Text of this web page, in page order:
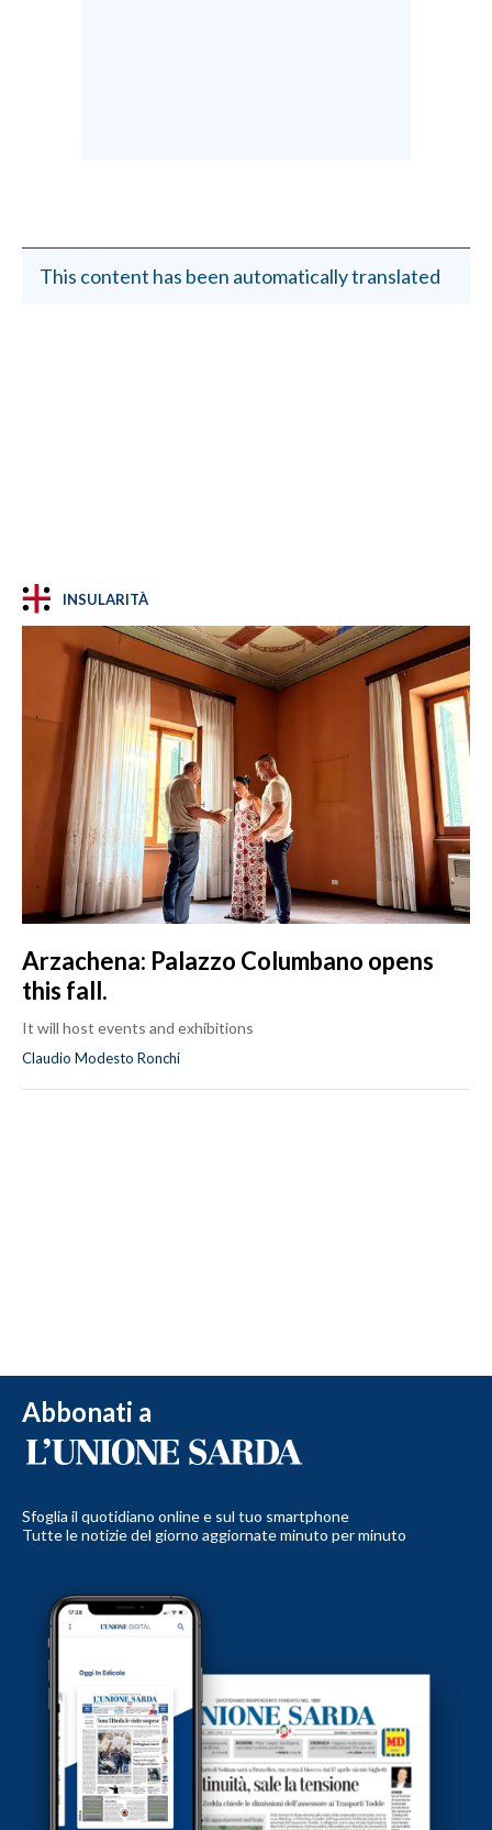
This content has been automatically translated
INSULARITÀ
Arzachena: Palazzo Columbano opens
this fall.
It will host events and exhibitions
Claudio Modesto Ronchi
Abbonati a
Sfoglia il quotidiano online e sul tuo smartphone
Tutte le notizie del giorno aggiornate minuto per minuto